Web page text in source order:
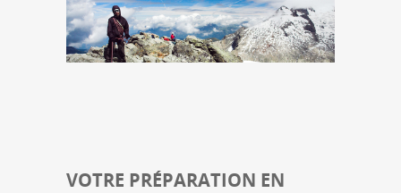
VOTRE PRÉPARATION EN